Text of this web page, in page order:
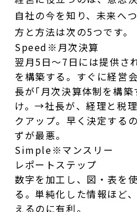
自社の今を知り、未来へ
方と方法は次の5つです。
Speed ※月次決算
翌月5日～7日には提供さ
を構築する。すぐに経営
長が｢月次決算体制を構
け。→社長が、経理と税
クアップ。早く決定する
ずが最悪。
Simple※マンスリー
レポートステップ
数字を加工し、図・表を
る。単純化した情報ほど
えるのに有利。